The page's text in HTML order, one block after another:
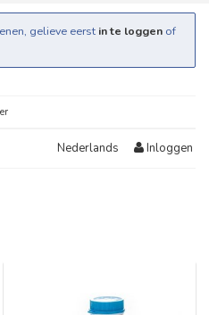
gelieve eerst in te loggen of
Nederlands Inloggen